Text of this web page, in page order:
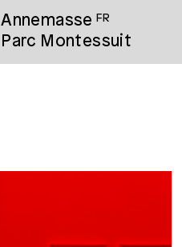
Annemasse FR
Parc Montessuit